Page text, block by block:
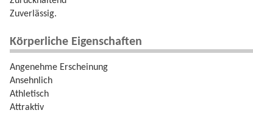
Zuverlässig.
Körperliche Eigenschaften
Angenehme Erscheinung
Ansehnlich
Athletisch
Attraktiv